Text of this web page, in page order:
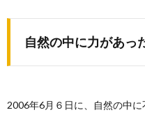
自然の中に力があっ
2006年6月６日に、自然の中に